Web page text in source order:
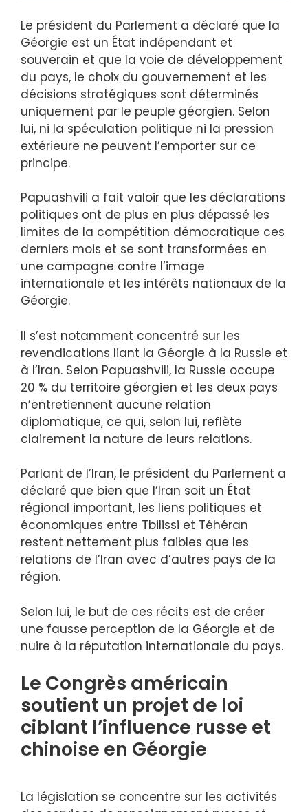
Le président du Parlement a déclaré que la
Géorgie est un État indépendant et
souverain et que la voie de développement
du pays, le choix du gouvernement et les
décisions stratégiques sont déterminés
uniquement par le peuple géorgien. Selon
lui, ni la spéculation politique ni la pression
extérieure ne peuvent l’emporter sur ce
principe.
Papuashvili a fait valoir que les déclarations
politiques ont de plus en plus dépassé les
limites de la compétition démocratique ces
derniers mois et se sont transformées en
une campagne contre l’image
internationale et les intérêts nationaux de la
Géorgie.
Il s’est notamment concentré sur les
revendications liant la Géorgie à la Russie et
à l’Iran. Selon Papuashvili, la Russie occupe
20 % du territoire géorgien et les deux pays
n’entretiennent aucune relation
diplomatique, ce qui, selon lui, reflète
clairement la nature de leurs relations.
Parlant de l’Iran, le président du Parlement a
déclaré que bien que l’Iran soit un État
régional important, les liens politiques et
économiques entre Tbilissi et Téhéran
restent nettement plus faibles que les
relations de l’Iran avec d’autres pays de la
région.
Selon lui, le but de ces récits est de créer
une fausse perception de la Géorgie et de
nuire à la réputation internationale du pays.
Le Congrès américain
soutient un projet de loi
ciblant l’influence russe et
chinoise en Géorgie
La législation se concentre sur les activités